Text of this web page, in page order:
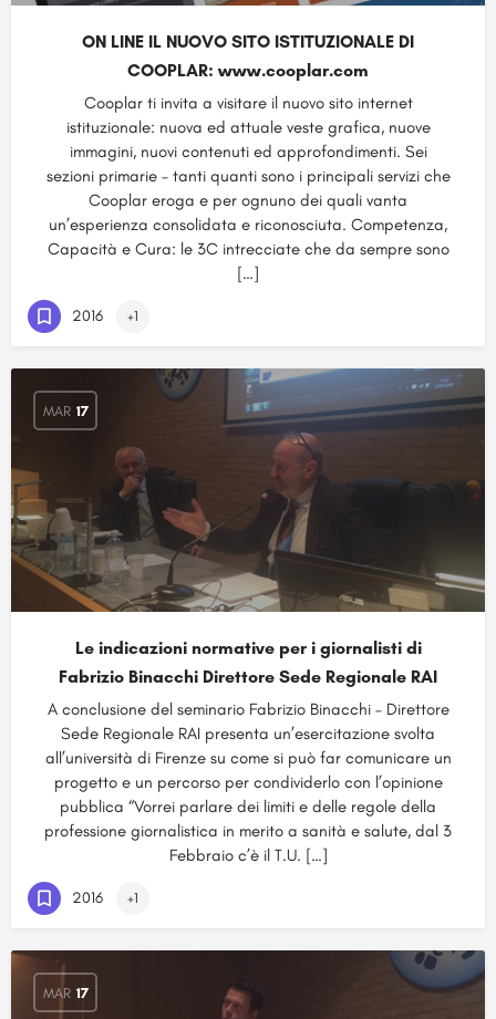
ON LINE IL NUOVO SITO ISTITUZIONALE DI
COOPLAR: www.cooplar.com
Cooplar ti invita a visitare il nuovo sito internet
istituzionale: nuova ed attuale veste grafica, nuove
immagini, nuovi contenuti ed approfondimenti. Sei
sezioni primarie – tanti quanti sono i principali servizi che
Cooplar eroga e per ognuno dei quali vanta
un’esperienza consolidata e riconosciuta. Competenza,
Capacità e Cura: le 3C intrecciate che da sempre sono
[…]
2016 +1
MAR 17
Le indicazioni normative per i giornalisti di
Fabrizio Binacchi Direttore Sede Regionale RAI
A conclusione del seminario Fabrizio Binacchi – Direttore
Sede Regionale RAI presenta un’esercitazione svolta
all’università di Firenze su come si può far comunicare un
progetto e un percorso per condividerlo con l’opinione
pubblica “Vorrei parlare dei limiti e delle regole della
professione giornalistica in merito a sanità e salute, dal 3
Febbraio c’è il T.U. […]
2016 +1
MAR 17